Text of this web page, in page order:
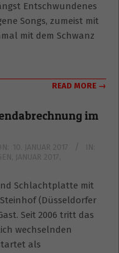
Entschwundenes
Songs, zumeist mit
mit dem Schwanz
READ MORE →
im
10. JANUAR 2017
IN:
JANUAR 2017
Schlachtplatte mit
(Düsseldorfer
Seit 2006 tritt das
wechselnden
als